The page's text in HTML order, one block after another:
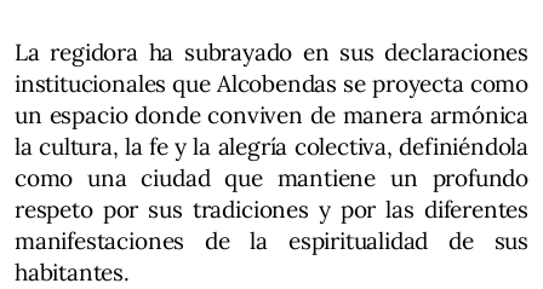
La regidora ha subrayado en sus declaraciones
institucionales que Alcobendas se proyecta como
un espacio donde conviven de manera armónica
la cultura, la fe y la alegría colectiva, definiéndola
como una ciudad que mantiene un profundo
respeto por sus tradiciones y por las diferentes
manifestaciones de la espiritualidad de sus
habitantes.